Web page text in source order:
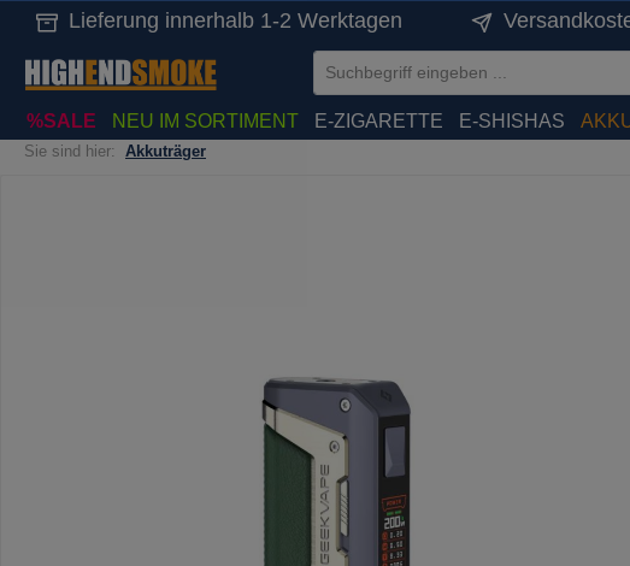
Zur Hauptnavigation springen
Lieferung innerhalb 1-2 Werktagen
%SALE NEU IM SORTIMENT E-ZIGARETTE E-SHISHAS
Sie sind hier: Akkuträger